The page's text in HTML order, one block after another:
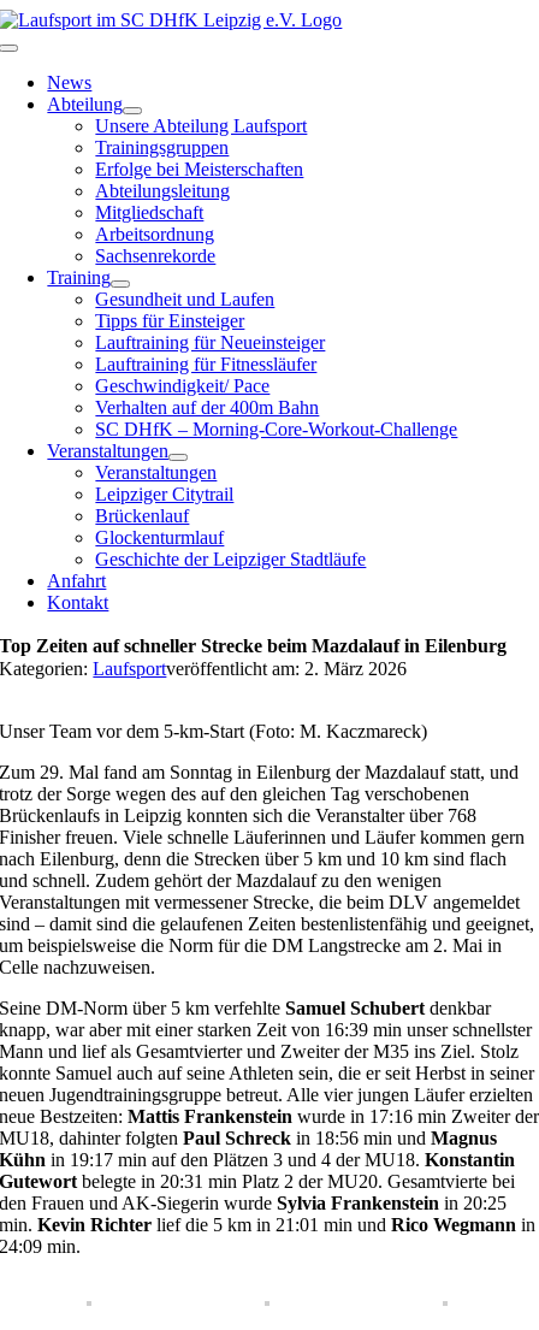
Zum
Inhalt
Toggle
Navigation
News
Abteilung
Unsere Abteilung Laufsport
Trainingsgruppen
Erfolge bei Meisterschaften
Abteilungsleitung
Mitgliedschaft
Arbeitsordnung
Sachsenrekorde
Training
Gesundheit und Laufen
Tipps für Einsteiger
Lauftraining für Neueinsteiger
Lauftraining für Fitnessläufer
Geschwindigkeit/ Pace
Verhalten auf der 400m Bahn
SC DHfK – Morning-Core-Workout-Challenge
Veranstaltungen
Veranstaltungen
Leipziger Citytrail
Brückenlauf
Glockenturmlauf
Geschichte der Leipziger Stadtläufe
Anfahrt
Kontakt
Top Zeiten auf schneller Strecke beim Mazdalauf in Eilenburg
Kategorien:Laufsportveröffentlicht am: 2. März 2026
Unser Team vor dem 5-km-Start (Foto: M. Kaczmareck)
Zum 29. Mal fand am Sonntag in Eilenburg der Mazdalauf statt, und
trotz der Sorge wegen des auf den gleichen Tag verschobenen
Brückenlaufs in Leipzig konnten sich die Veranstalter über 768
Finisher freuen. Viele schnelle Läuferinnen und Läufer kommen gern
nach Eilenburg, denn die Strecken über 5 km und 10 km sind flach
und schnell. Zudem gehört der Mazdalauf zu den wenigen
Veranstaltungen mit vermessener Strecke, die beim DLV angemeldet
sind – damit sind die gelaufenen Zeiten bestenlistenfähig und geeignet,
um beispielsweise die Norm für die DM Langstrecke am 2. Mai in
Celle nachzuweisen.
Seine DM-Norm über 5 km verfehlteSamuel Schubertdenkbar
knapp, war aber mit einer starken Zeit von 16:39 min unser schnellster
Mann und lief als Gesamtvierter und Zweiter der M35 ins Ziel. Stolz
konnte Samuel auch auf seine Athleten sein, die er seit Herbst in seiner
neuen Jugendtrainingsgruppe betreut. Alle vier jungen Läufer erzielten
neue Bestzeiten:Mattis Frankenstein wurde in 17:16 min Zweiter der
MU18, dahinter folgtenPaul Schreck in 18:56 min undMagnus
Kühn in 19:17 min auf den Plätzen 3 und 4 der MU18.Konstantin
Gutewort belegte in 20:31 min Platz 2 der MU20. Gesamtvierte bei
den Frauen und AK-Siegerin wurdeSylvia Frankenstein in 20:25
min.Kevin Richter lief die 5 km in 21:01 min undRico Wegmann in
24:09 min.